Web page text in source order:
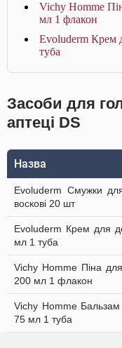
Vichy Homme
мл 1 флакон
Evoluderm Крем
туба
Засоби для
аптеці DS
Назва
Evoluderm Смужки для
воскові 20 шт
Evoluderm Крем для
мл 1 туба
Vichy Homme Піна
200 мл 1 флакон
Vichy Homme Бальзам
75 мл 1 туба